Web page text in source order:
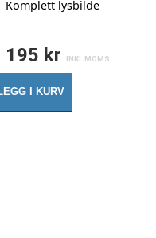
Komplett lysbilde
195 kr
I KURV